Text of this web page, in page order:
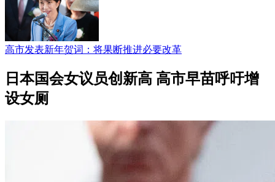
高市发表新年贺词：将果断推进必要改革
日本国会女议员创新高 高市早苗呼吁增
设女厕